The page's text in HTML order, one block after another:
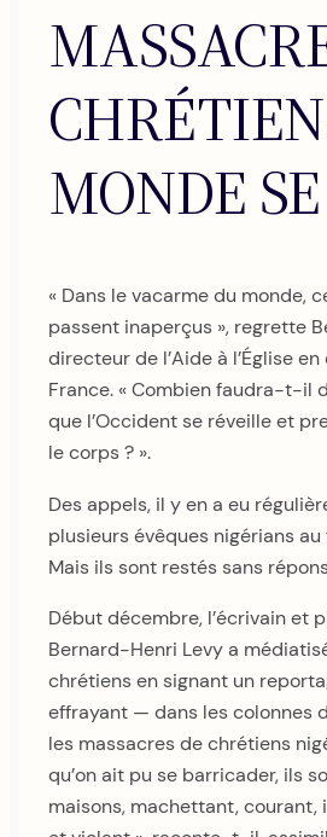
MONDE
« Dans le vacarme du monde,
passent inaperçus », regrette
directeur de l’Aide à l’Église
France. « Combien faudra-t-il
que l’Occident se réveille et
le corps ? ».
Des appels, il y en a eu
plusieurs évêques nigérians au
Mais ils sont restés sans
Début décembre, l’écrivain et
Bernard-Henri Levy a
chrétiens en signant un
effrayant — dans les colonnes
les massacres de chrétiens
qu’on ait pu se barricader, ils
maisons, machettant,